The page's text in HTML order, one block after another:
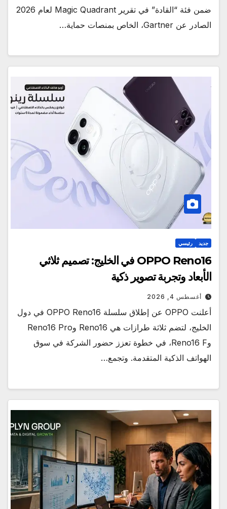
ضمن فئة “القادة” في تقرير Magic Quadrant لعام 2026
الصادر عن Gartner، الخاص بمنصات حماية…
جديد رئيسي
OPPO Reno16 في الخليج: تصميم ثلاثي
الأبعاد وتجربة تصوير ذكية
أغسطس 4, 2026
أعلنت OPPO عن إطلاق سلسلة OPPO Reno16 في دول
الخليج، لتضم ثلاثة طرازات هي Reno16 وReno16 Pro
وReno16 F، في خطوة تعزز حضور الشركة في سوق
الهواتف الذكية المتقدمة. وتجمع…